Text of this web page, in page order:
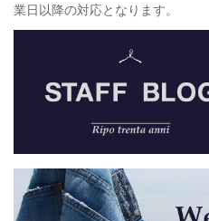
業日以降の対応となります。